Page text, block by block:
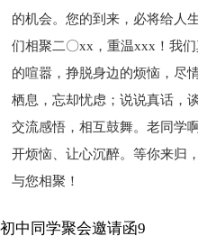
的机会。您的到来，必将给人
们相聚二〇xx，重温xxx！我
的喧嚣，挣脱身边的烦恼，
栖息，忘却忧虑；说说真话，
交流感悟，相互鼓舞。老同学
开烦恼、让心沉醉。等你来归
与您相聚！
初中同学聚会邀请函9